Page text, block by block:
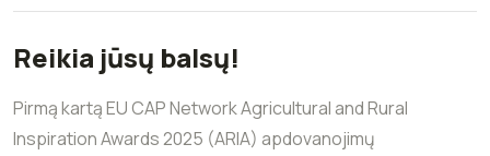
Reikia jūsų balsų!
Pirmą kartą EU CAP Network Agricultural and Rural
Inspiration Awards 2025 (ARIA) apdovanojimų